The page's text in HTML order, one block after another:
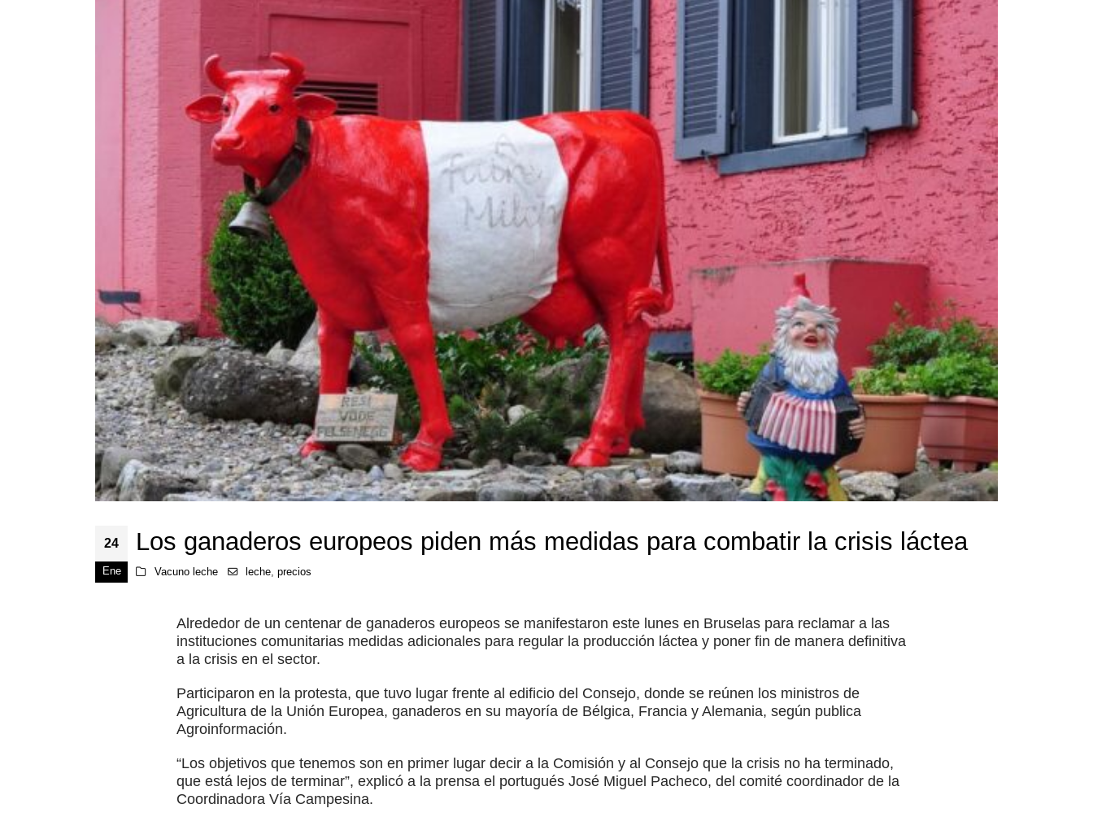
24
Ene
Los ganaderos europeos piden más medidas para combatir la crisis láctea
Vacuno leche leche,precios
Alrededor de un centenar de ganaderos europeos se manifestaron este lunes en Bruselas para reclamar a las
instituciones comunitarias medidas adicionales para regular la producción láctea y poner fin de manera definitiva
a la crisis en el sector.
Participaron en la protesta, que tuvo lugar frente al edificio del Consejo, donde se reúnen los ministros de
Agricultura de la Unión Europea, ganaderos en su mayoría de Bélgica, Francia y Alemania, según publica
Agroinformación.
“Los objetivos que tenemos son en primer lugar decir a la Comisión y al Consejo que la crisis no ha terminado,
que está lejos de terminar”, explicó a la prensa el portugués José Miguel Pacheco, del comité coordinador de la
Coordinadora Vía Campesina.